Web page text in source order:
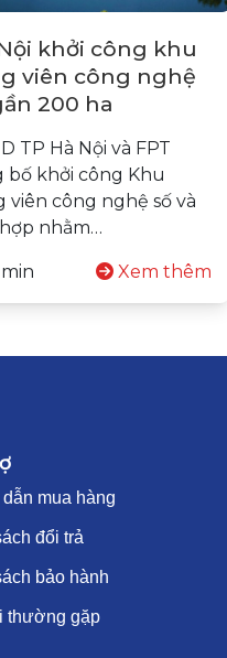
khởi công khu
viên công nghệ
200 ha
TP Hà Nội và FPT
bố khởi công Khu
viên công nghệ số và
nhằm…
Xem thêm
mua hàng
đổi trả
bảo hành
thường gặp